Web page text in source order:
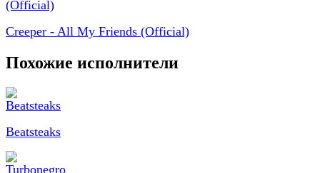
Creeper - All My Friends (Official)
Похожие исполнители
Beatsteaks